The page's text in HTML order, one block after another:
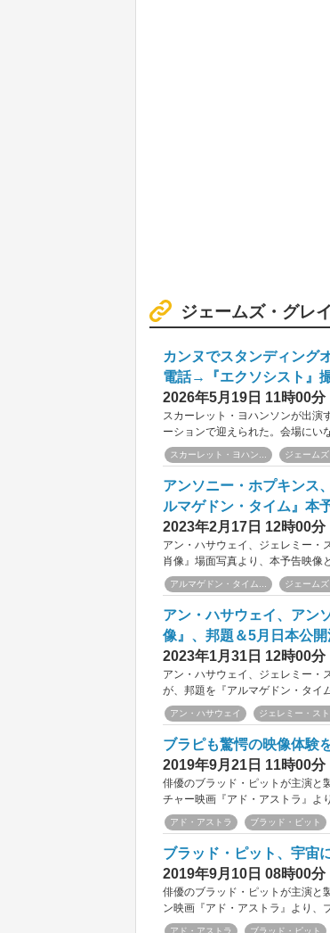
ジェームズ・グレ
カンヌでスタンディング
電話→『エクソシスト』
2026年5月19日 11時00分
スカーレット・ヨハンソンが出演
ーションで迎えられた。会場にい
スカーレット・ヨハン... ジェーム
アンソニー・ホプキンス
ルマゲドン・タイム』本
2023年2月17日 12時00分
アン・ハサウェイ、ジェレミー・
肖像』場面写真より、本予告映像
アルマゲドン・タイム... ジェーム
アン・ハサウェイ、アン
像』、邦題＆5月日本公開
2023年1月31日 12時00分
アン・ハサウェイ、ジェレミー・
が、邦題を『アルマゲドン・タイ
アン・ハサウェイ ジェレミー・ス
ブラピも驚愕の映像体験
2019年9月21日 11時00分
俳優のブラッド・ピットが主演と
チャー映画『アド・アストラ』よ
アド・アストラ ブラッド・ピット
ブラッド・ピット、宇宙
2019年9月10日 08時00分
俳優のブラッド・ピットが主演と
ン映画『アド・アストラ』より、
アド・アストラ ブラッド・ピット